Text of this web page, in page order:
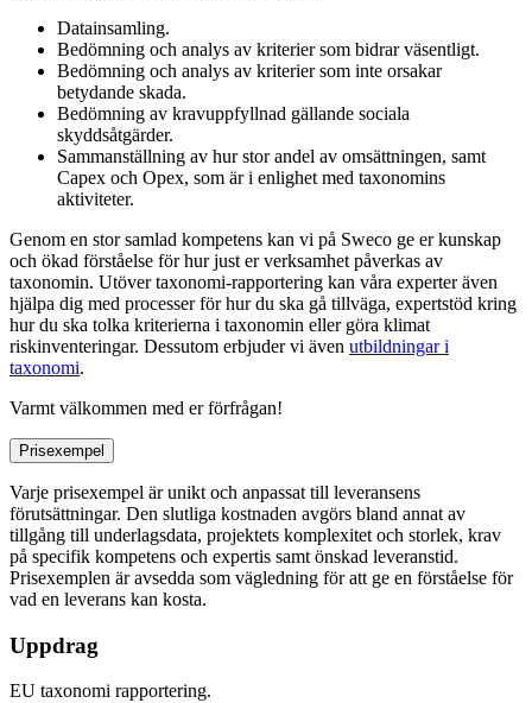
Datainsamling.
Bedömning och analys av kriterier som bidrar väsentligt.
Bedömning och analys av kriterier som inte orsakar
betydande skada.
Bedömning av kravuppfyllnad gällande sociala
skyddsåtgärder.
Sammanställning av hur stor andel av omsättningen, samt
Capex och Opex, som är i enlighet med taxonomins
aktiviteter.
Genom en stor samlad kompetens kan vi på Sweco ge er kunskap
och ökad förståelse för hur just er verksamhet påverkas av
taxonomin. Utöver taxonomi-rapportering kan våra experter även
hjälpa dig med processer för hur du ska gå tillväga, expertstöd kring
hur du ska tolka kriterierna i taxonomin eller göra klimat
riskinventeringar. Dessutom erbjuder vi även utbildningar i
taxonomi.
Varmt välkommen med er förfrågan!
Prisexempel
Varje prisexempel är unikt och anpassat till leveransens
förutsättningar. Den slutliga kostnaden avgörs bland annat av
tillgång till underlagsdata, projektets komplexitet och storlek, krav
på specifik kompetens och expertis samt önskad leveranstid.
Prisexemplen är avsedda som vägledning för att ge en förståelse för
vad en leverans kan kosta.
Uppdrag
EU taxonomi rapportering.